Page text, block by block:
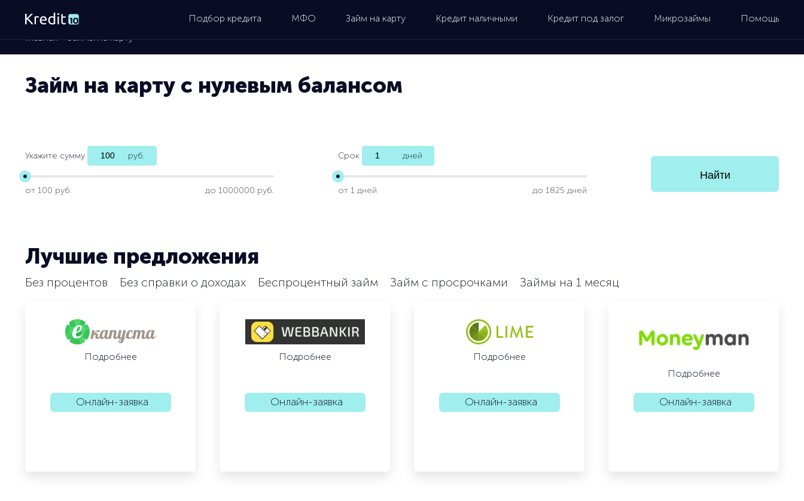
Подбор кредита МФО Займ на карту Кредит наличными Кредит под залог Микрозаймы
Помощь
Главная»Займы на карту
Займ на карту с нулевым балансом
Укажите сумму руб.
от 100 руб. до 1000000 руб.
Срок дней
от 1 дней до 1825 дней
Лучшие предложения
Без процентов Без справки о доходах Беспроцентный займ Займ с просрочками Займы на 1 месяц
Подробнее
Онлайн-заявка
Подробнее
Онлайн-заявка
Подробнее
Онлайн-заявка
Подробнее
Онлайн-заявка